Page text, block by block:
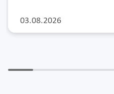
03.08.2026